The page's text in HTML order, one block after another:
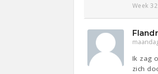
Week
Ik zag
zich